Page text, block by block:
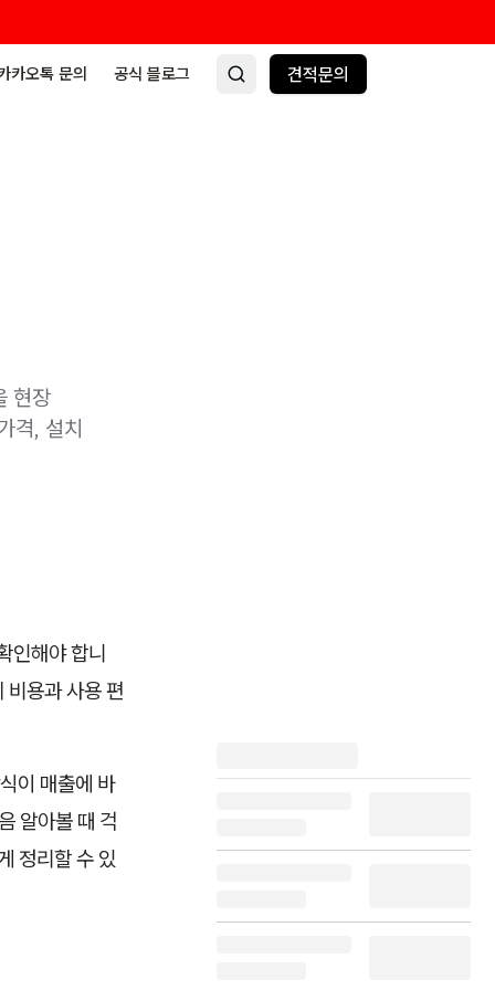
카오톡 문의 공식 블로그 견적문의
현장
격, 설치
인해야 합니
비용과 사용 편
이 매출에 바
알아볼 때 걱
정리할 수 있